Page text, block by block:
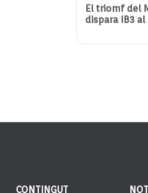
El triomf del
dispara IB3
CONTINGUT